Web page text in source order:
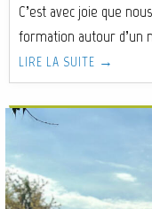
C’est avec joie que
formation autour d’un
LIRE LA SUITE →